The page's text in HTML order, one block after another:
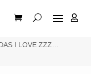

I LOVE ZZZ…